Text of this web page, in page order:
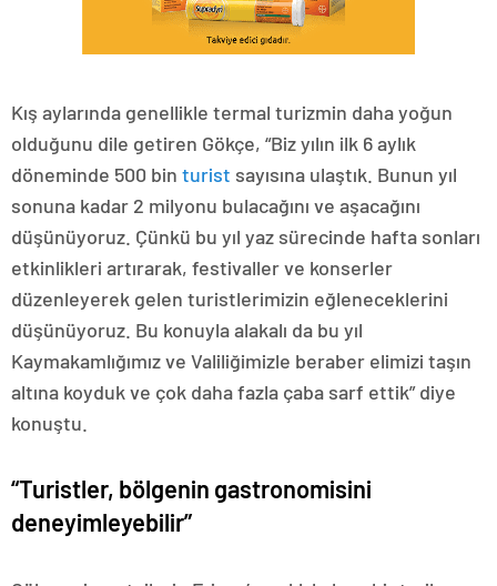
Kış aylarında genellikle termal turizmin daha yoğun
olduğunu dile getiren Gökçe, “Biz yılın ilk 6 aylık
döneminde 500 bin turist sayısına ulaştık. Bunun yıl
sonuna kadar 2 milyonu bulacağını ve aşacağını
düşünüyoruz. Çünkü bu yıl yaz sürecinde hafta sonları
etkinlikleri artırarak, festivaller ve konserler
düzenleyerek gelen turistlerimizin eğleneceklerini
düşünüyoruz. Bu konuyla alakalı da bu yıl
Kaymakamlığımız ve Valiliğimizle beraber elimizi taşın
altına koyduk ve çok daha fazla çaba sarf ettik” diye
konuştu.
“Turistler, bölgenin gastronomisini
deneyimleyebilir”